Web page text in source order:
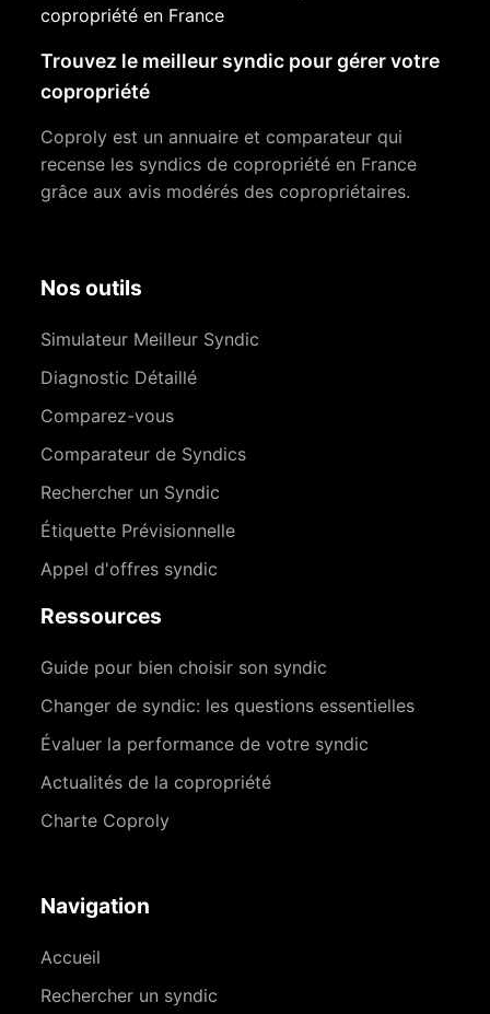
copropriété en France
Trouvez le meilleur syndic pour gérer votre
copropriété
Coproly est un annuaire et comparateur qui
recense les syndics de copropriété en France
grâce aux avis modérés des copropriétaires.
Nos outils
Simulateur Meilleur Syndic
Diagnostic Détaillé
Comparez-vous
Comparateur de Syndics
Rechercher un Syndic
Étiquette Prévisionnelle
Appel d'offres syndic
Ressources
Guide pour bien choisir son syndic
Changer de syndic: les questions essentielles
Évaluer la performance de votre syndic
Actualités de la copropriété
Charte Coproly
Navigation
Accueil
Rechercher un syndic